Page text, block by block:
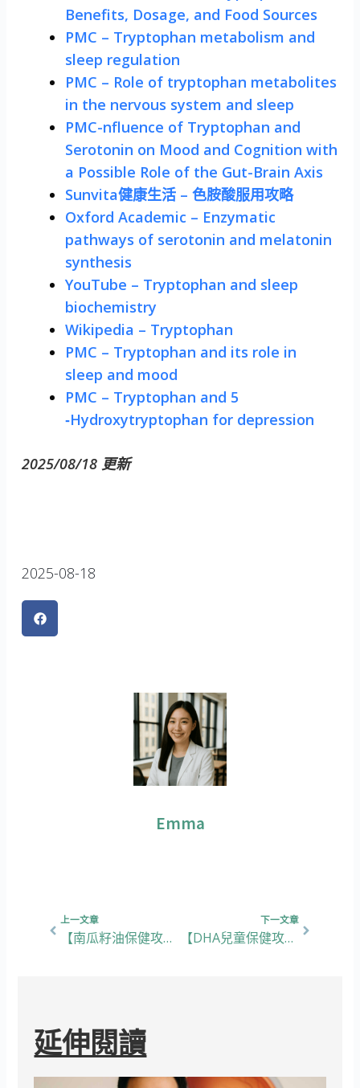
Benefits, Dosage, and Food Sources
PMC – Tryptophan metabolism and
sleep regulation
PMC – Role of tryptophan metabolites
in the nervous system and sleep
PMC-nfluence of Tryptophan and
Serotonin on Mood and Cognition with
a Possible Role of the Gut-Brain Axis
Sunvita健康生活 – 色胺酸服用攻略
Oxford Academic – Enzymatic
pathways of serotonin and melatonin
synthesis
YouTube – Tryptophan and sleep
biochemistry
Wikipedia – Tryptophan
PMC – Tryptophan and its role in
sleep and mood
PMC – Tryptophan and 5
‐Hydroxytryptophan for depression
2025/08/18 更新
2025-08-18
Emma
上一文章
【南瓜籽油保健攻略】5大功效、挑選重點，教你守護前列腺健康！
下一文章
【DHA兒童保健攻略】5大功效、挑選重點，教你提升小朋友專注力與大腦發展！
延伸閱讀